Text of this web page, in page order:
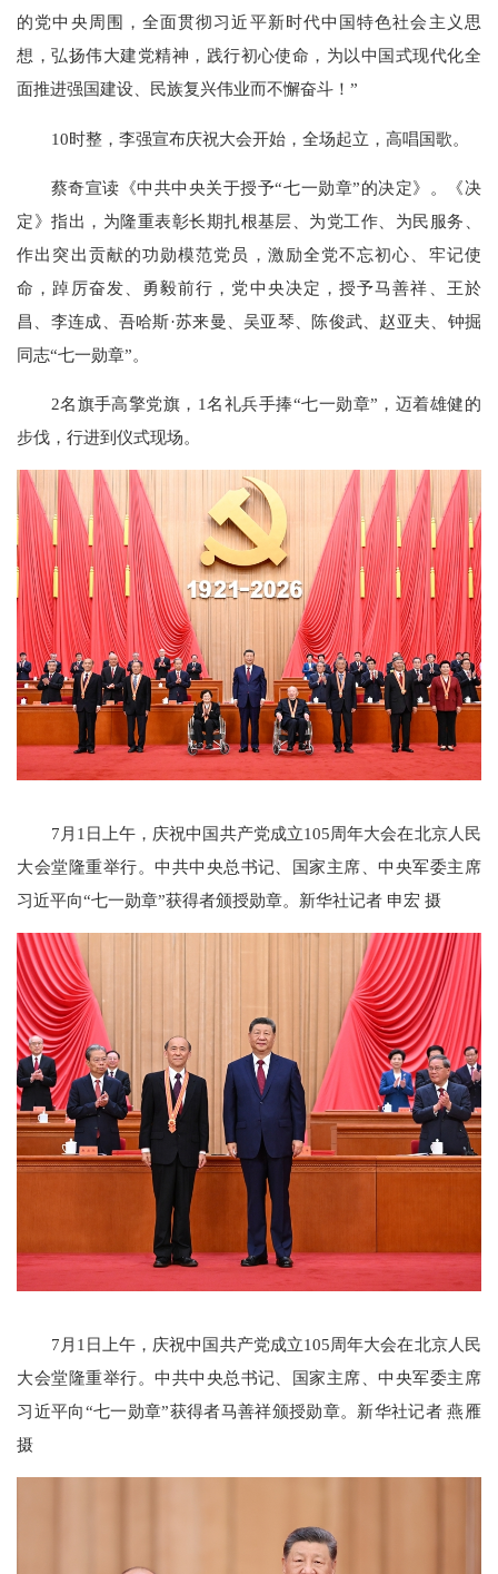
的党中央周围，全面贯彻习近平新时代中国特色社会主义思
想，弘扬伟大建党精神，践行初心使命，为以中国式现代化全
面推进强国建设、民族复兴伟业而不懈奋斗！”
10时整，李强宣布庆祝大会开始，全场起立，高唱国歌。
蔡奇宣读《中共中央关于授予“七一勋章”的决定》。《决
定》指出，为隆重表彰长期扎根基层、为党工作、为民服务、
作出突出贡献的功勋模范党员，激励全党不忘初心、牢记使
命，踔厉奋发、勇毅前行，党中央决定，授予马善祥、王於
昌、李连成、吾哈斯·苏来曼、吴亚琴、陈俊武、赵亚夫、钟掘
同志“七一勋章”。
2名旗手高擎党旗，1名礼兵手捧“七一勋章”，迈着雄健的
步伐，行进到仪式现场。
7月1日上午，庆祝中国共产党成立105周年大会在北京人民
大会堂隆重举行。中共中央总书记、国家主席、中央军委主席
习近平向“七一勋章”获得者颁授勋章。新华社记者 申宏 摄
7月1日上午，庆祝中国共产党成立105周年大会在北京人民
大会堂隆重举行。中共中央总书记、国家主席、中央军委主席
习近平向“七一勋章”获得者马善祥颁授勋章。新华社记者 燕雁
摄